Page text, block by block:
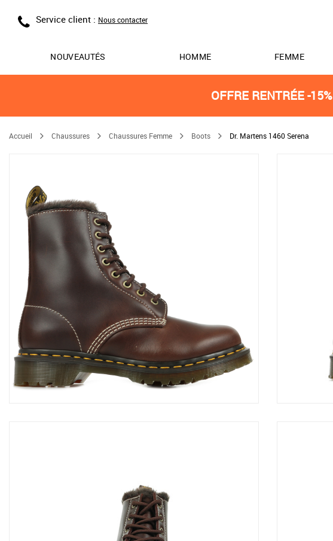
Service client : Nous contacter
NOUVEAUTÉS HOMME FEMME
OFFRE RENTRÉE -15%
Accueil Chaussures Chaussures Femme Boots Dr. Martens 1460 Serena